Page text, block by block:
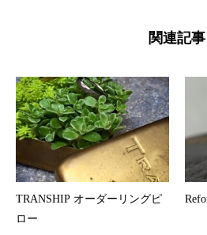
関連記事
TRANSHIP オーダーリングピ
ロー